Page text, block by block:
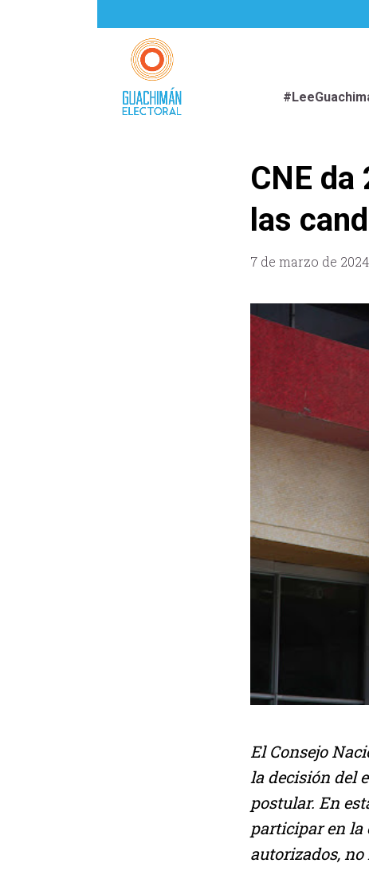
CNE
las
7 de marzo de 2024
El Consejo
la decisión del
postular. En
participar en la
autorizados,